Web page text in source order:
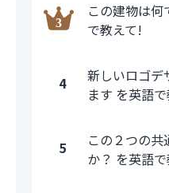
この建物は
で教えて!
4
新しいロゴデ
ます を英語
5
この２つの
か？ を英語